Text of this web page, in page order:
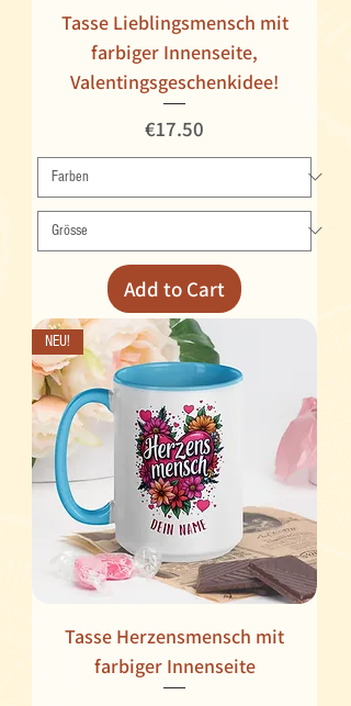
Tasse Lieblingsmensch mit
farbiger Innenseite,
Valentingsgeschenkidee!
Price
€17.50
Add to Cart
NEU!
Tasse Herzensmensch mit
farbiger Innenseite